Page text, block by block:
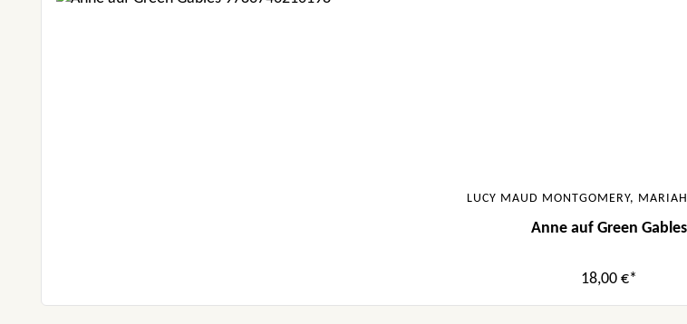
LUCY MAUD MONTGOMERY,
Anne auf Green Gables
18,00 €*